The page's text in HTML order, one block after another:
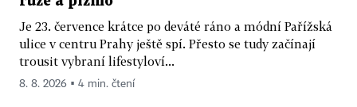
Je 23. července krátce po deváté ráno a módní Pařížská
ulice v centru Prahy ještě spí. Přesto se tudy začínají
trousit vybraní lifestyloví...
8. 8. 2026 ▪ 4 min. čtení